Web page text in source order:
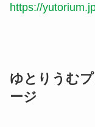
https://
ゆとりうむ
ージ